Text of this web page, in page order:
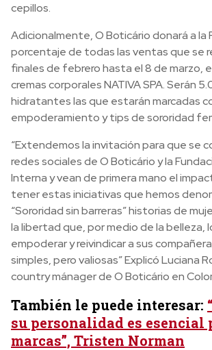
cepillos.
Adicionalmente, O Boticário donará a la
porcentaje de todas las ventas que se
finales de febrero hasta el 8 de marzo,
cremas corporales NATIVA SPA. Serán
hidratantes las que estarán marcadas
empoderamiento y tips de sororidad
“Extendemos la invitación para que se
redes sociales de O Boticário y la
Interna y vean de primera mano el
tener estas iniciativas que hemos
“Sororidad sin barreras” historias de
la libertad que, por medio de la belleza,
empoderar y reivindicar a sus
simples, pero valiosas” Explicó Luciana
country mánager de O Boticário en
También le puede interesar:
su personalidad es esencial
marcas”, Tristen Norman